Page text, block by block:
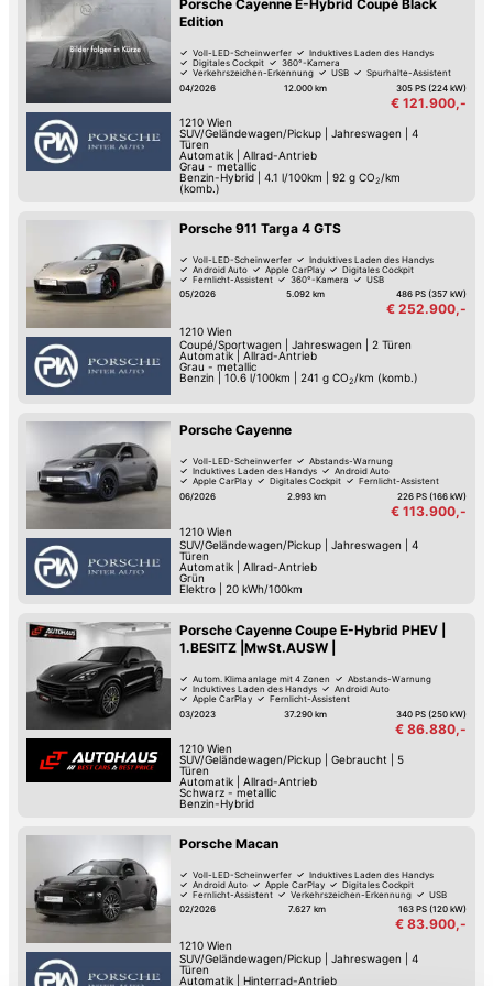
Porsche Cayenne E-Hybrid Coupé Black
Edition
Voll-LED-Scheinwerfer
Induktives Laden des Handys
Digitales Cockpit
360°-Kamera
Verkehrszeichen-Erkennung
USB
Spurhalte-Assistent
Hochwertiges Sound-System
04/2026 12.000 km 305 PS (224 kW)
€ 121.900,-
1210 Wien
SUV/Geländewagen/Pickup| Jahreswagen
4
Türen
Automatik| Allrad-Antrieb
Grau - metallic
Benzin-Hybrid
4.1 l/100km 92 g CO2 /km
(komb.)
Porsche 911 Targa 4 GTS
Voll-LED-Scheinwerfer
Induktives Laden des Handys
Android Auto
Apple CarPlay
Digitales Cockpit
Fernlicht-Assistent
360°-Kamera
USB
05/2026
5.092 km 486 PS (357 kW)
€ 252.900,-
1210 Wien
Coupé/Sportwagen
Jahreswagen
2 Türen
Automatik| Allrad-Antrieb
Grau - metallic
Benzin
10.6 l/100km 241 g CO2 /km (komb.)
Porsche Cayenne
Voll-LED-Scheinwerfer
Abstands-Warnung
Induktives Laden des Handys
Android Auto
Apple CarPlay
Digitales Cockpit
Fernlicht-Assistent
06/2026 2.993 km 226 PS (166 kW)
€ 113.900,-
1210 Wien
SUV/Geländewagen/Pickup| Jahreswagen
4
Türen
Automatik| Allrad-Antrieb
Grün
Elektro
20 kWh/100km
Porsche Cayenne Coupe E-Hybrid PHEV |
1.BESITZ |MwSt.AUSW |
Autom. Klimaanlage mit 4 Zonen
Abstands-Warnung
Induktives Laden des Handys
Android Auto
Apple CarPlay
Fernlicht-Assistent
Spurwechsel-Assistent
Spurhalte-Assistent
03/2023 37.290 km 340 PS (250 kW)
€ 86.880,-
1210 Wien
SUV/Geländewagen/Pickup| Gebraucht
5
Türen
Automatik| Allrad-Antrieb
Schwarz - metallic
Benzin-Hybrid
Porsche Macan
Voll-LED-Scheinwerfer
Induktives Laden des Handys
Android Auto
Apple CarPlay
Digitales Cockpit
Fernlicht-Assistent
Verkehrszeichen-Erkennung
USB
02/2026
7.627 km 163 PS (120 kW)
€ 83.900,-
1210 Wien
SUV/Geländewagen/Pickup| Jahreswagen
4
Türen
Automatik| Hinterrad-Antrieb